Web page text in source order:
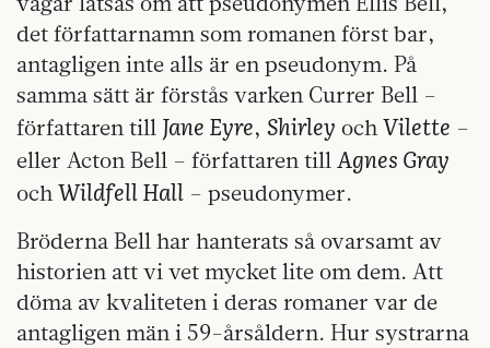
det författarnamn som romanen först bar,
antagligen inte alls är en pseudonym. På
samma sätt är förstås varken Currer Bell –
författaren till Jane Eyre, Shirley ochVilette –
eller Acton Bell – författaren till Agnes Gray
ochWildfell Hall – pseudonymer.
Bröderna Bell har hanterats så ovarsamt av
historien att vi vet mycket lite om dem. Att
döma av kvaliteten i deras romaner var de
antagligen män i 59-årsåldern. Hur systrarna